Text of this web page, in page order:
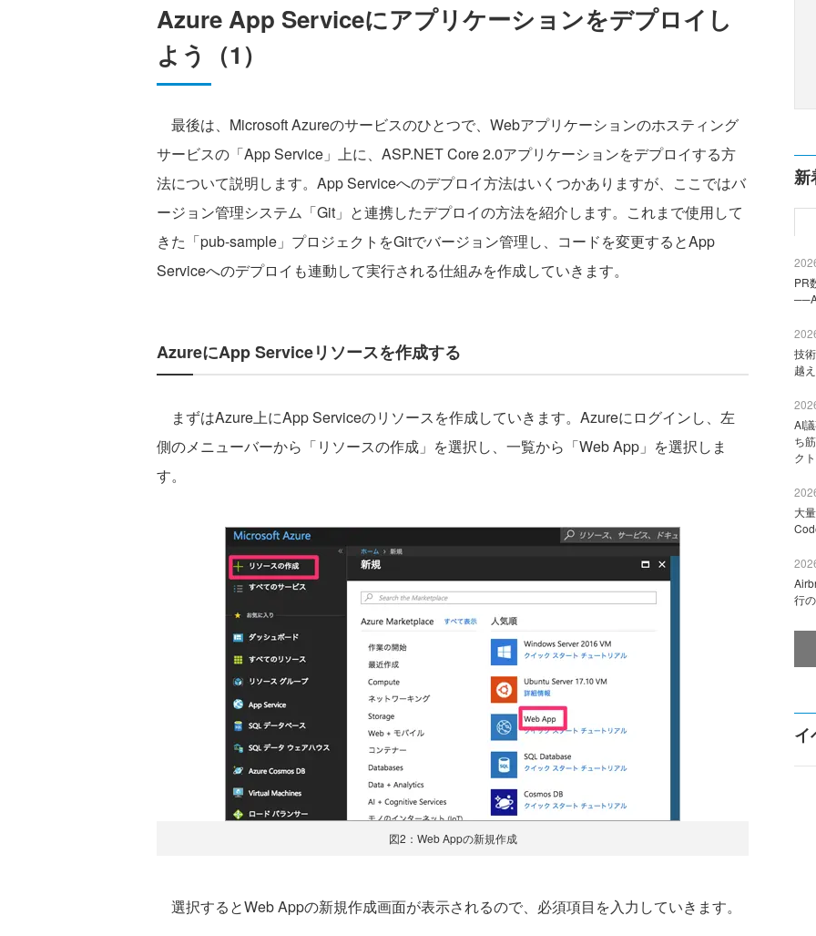
Azure App Serviceにアプリケーションをデプロイし
よう（1）
最後は、Microsoft Azureのサービスのひとつで、Webアプリケーションのホスティング
サービスの「App Service」上に、ASP.NET Core 2.0アプリケーションをデプロイする方
法について説明します。App Serviceへのデプロイ方法はいくつかありますが、ここではバ
ージョン管理システム「Git」と連携したデプロイの方法を紹介します。これまで使用して
きた「pub-sample」プロジェクトをGitでバージョン管理し、コードを変更するとApp
Serviceへのデプロイも連動して実行される仕組みを作成していきます。
AzureにApp Serviceリソースを作成する
まずはAzure上にApp Serviceのリソースを作成していきます。Azureにログインし、左
側のメニューバーから「リソースの作成」を選択し、一覧から「Web App」を選択しま
す。
図2：Web Appの新規作成
選択するとWeb Appの新規作成画面が表示されるので、必須項目を入力していきます。
新
PR
技
越
AI
ち
ク
大
行
イ